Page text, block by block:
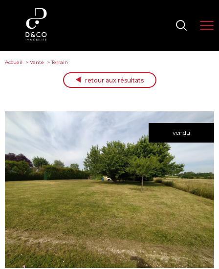
Accueil Vente Terrain
retour aux résultats
vendu